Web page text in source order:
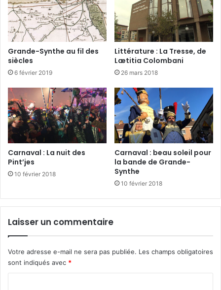
Grande-Synthe au fil des
siècles
6 février 2019
Littérature : La Tresse, de
Lætitia Colombani
26 mars 2018
Carnaval : La nuit des
Pint’jes
10 février 2018
Carnaval : beau soleil pour
la bande de Grande-
Synthe
10 février 2018
Laisser un commentaire
Votre adresse e-mail ne sera pas publiée. Les champs obligatoires
sont indiqués avec *